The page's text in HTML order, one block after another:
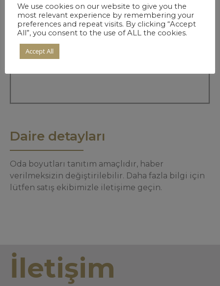
Daire detayları
Oda boyutları tanıtım amaçlıdır, haber
verilmeksizin değiştirilebilir. Daha fazla bilgi için
lütfen satış ekibimizle iletişime geçin.
İletişim
We use cookies on our website to give you the
most relevant experience by remembering your
preferences and repeat visits. By clicking “Accept
All”, you consent to the use of ALL the cookies.
Accept All